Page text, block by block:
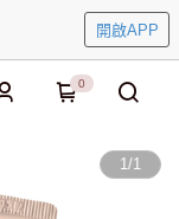
開啟APP
0
1/1